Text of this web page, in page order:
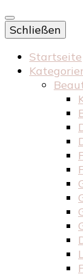
Schließen
Startseite